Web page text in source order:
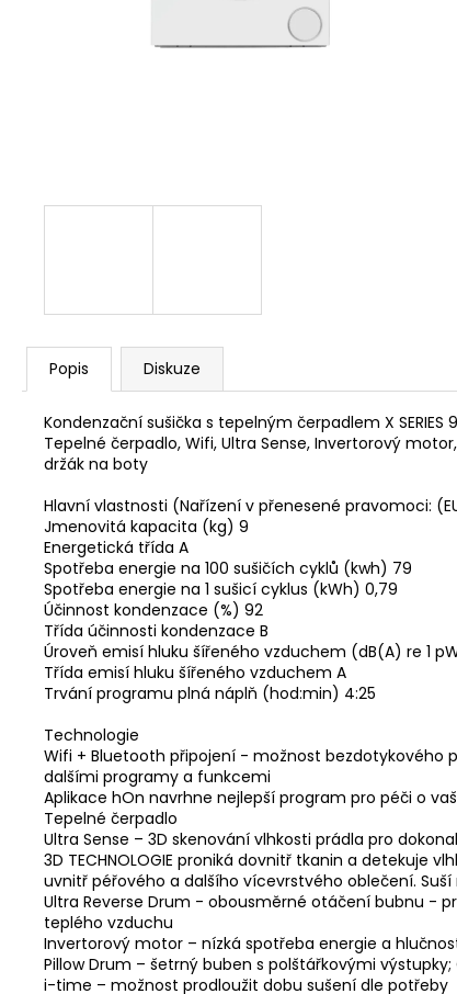
Popis Diskuze
Kondenzační sušička s tepelným čerpadlem X SERIES 9
Tepelné čerpadlo, Wifi, Ultra Sense, Invertorový
držák na boty
Hlavní vlastnosti (Nařízení v přenesené pravomoci:
Jmenovitá kapacita (kg) 9
Energetická třída A
Spotřeba energie na 100 sušičích cyklů (kwh) 79
Spotřeba energie na 1 sušicí cyklus (kWh) 0,79
Účinnost kondenzace (%) 92
Třída účinnosti kondenzace B
Úroveň emisí hluku šířeného vzduchem (dB(A) re 1
Třída emisí hluku šířeného vzduchem A
Trvání programu plná náplň (hod:min) 4:25
Technologie
Wifi + Bluetooth připojení - možnost bezdotykového
dalšími programy a funkcemi
Aplikace hOn navrhne nejlepší program pro péči o
Tepelné čerpadlo
Ultra Sense – 3D skenování vlhkosti prádla pro
3D TECHNOLOGIE proniká dovnitř tkanin a detekuje
uvnitř péřového a dalšího vícevrstvého oblečení.
Ultra Reverse Drum - obousměrné otáčení bubnu -
teplého vzduchu
Invertorový motor – nízká spotřeba energie a
Pillow Drum – šetrný buben s polštářkovými
i-time – možnost prodloužit dobu sušení dle potřeby
WHIRLPOOL MT WMF 200 G